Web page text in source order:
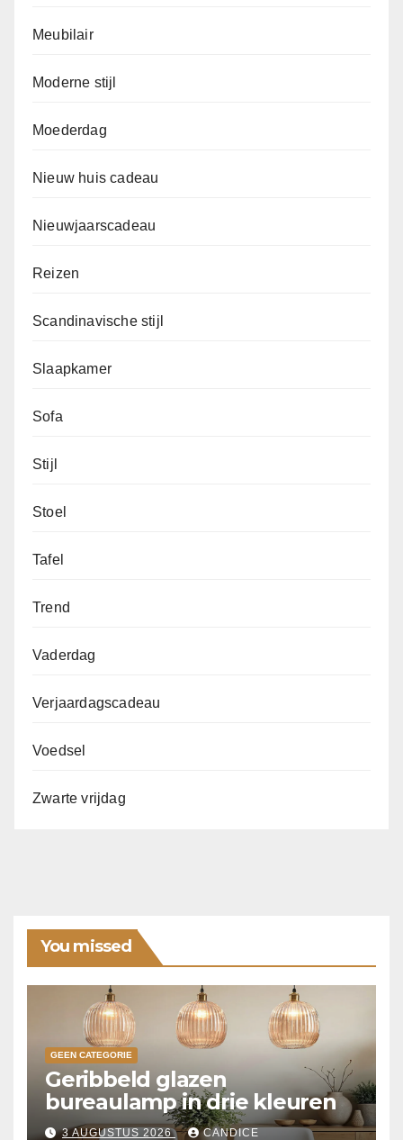
Meubilair
Moderne stijl
Moederdag
Nieuw huis cadeau
Nieuwjaarscadeau
Reizen
Scandinavische stijl
Slaapkamer
Sofa
Stijl
Stoel
Tafel
Trend
Vaderdag
Verjaardagscadeau
Voedsel
Zwarte vrijdag
You missed
GEEN CATEGORIE
Geribbeld glazen
bureaulamp in drie kleuren
3 AUGUSTUS 2026 CANDICE